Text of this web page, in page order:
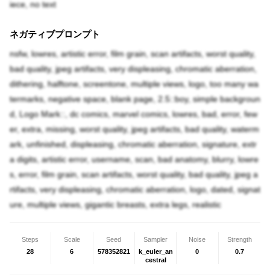
iece, no text
ネガティブプロンプト
nsfw, lowres, artistic error, film grain, scan artifacts, worst quality,
bad quality, jpeg artifacts, very displeasing, chromatic aberration,
dithering, halftone, screentone, multiple views, logo, too many wa
termarks, negative space, blank page, 2.5::boy, simple backgroun
d, Logo Mark::, dc comics, marvel comics, lowres, bad, error, few
er, extra, missing, worst quality, jpeg artifacts, bad quality, waterm
ark, unfinished, displeasing, chromatic aberration, signature, extr
a digits, artistic error, username, scan, bad anatomy, blurry, lowre
s, error, film grain, scan artifacts, worst quality, bad quality, jpeg a
rtifacts, very displeasing, chromatic aberration, logo, dated, signat
ure, multiple views, gigantic breasts, extra legs, realistic
Steps
28
Scale
6
Seed
578352821
Sampler
k_euler_an
cestral
Noise
0
Strength
0.7